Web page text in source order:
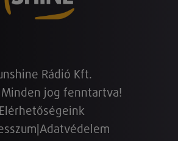
Rádió Kft.
jog fenntartva!
Elérhetőségeink
Adatvédelem